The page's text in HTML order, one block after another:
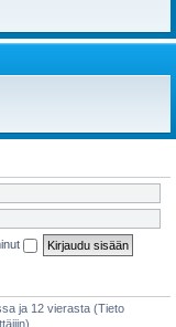
ja 12 vierasta (Tieto